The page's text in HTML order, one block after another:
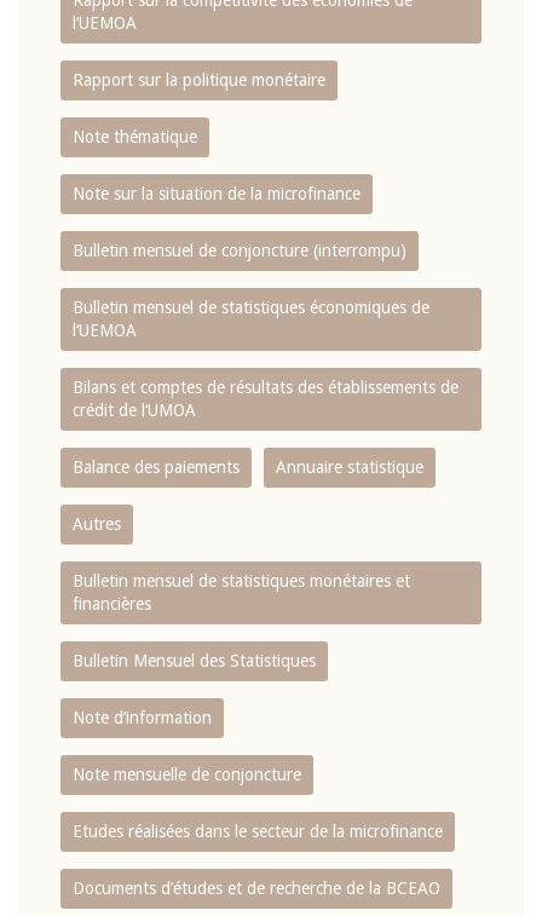
l‘UEMOA
Rapport sur la politique monétaire
Note thématique
Note sur la situation de la microfinance
Bulletin mensuel de conjoncture (interrompu)
Bulletin mensuel de statistiques économiques de
l‘UEMOA
Bilans et comptes de résultats des établissements de
crédit de l‘UMOA
Balance des paiements Annuaire statistique
Autres
Bulletin mensuel de statistiques monétaires et
financières
Bulletin Mensuel des Statistiques
Note d’information
Note mensuelle de conjoncture
Etudes réalisées dans le secteur de la microfinance
Documents d’études et de recherche de la BCEAO